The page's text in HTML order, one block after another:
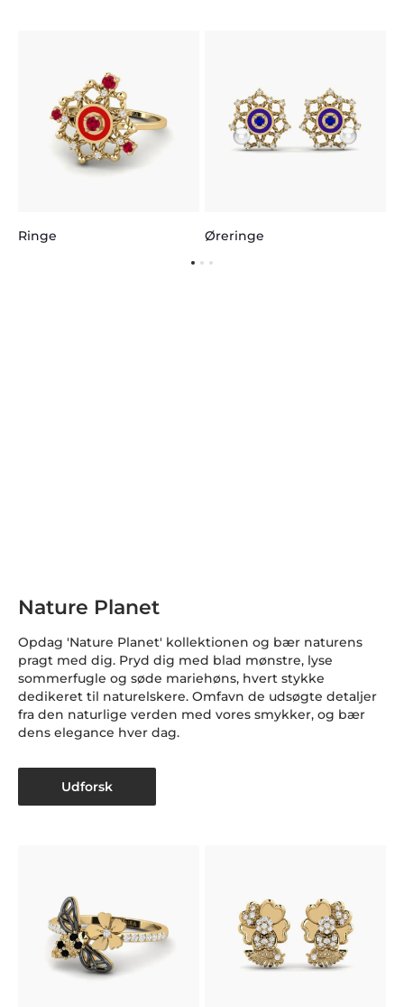
Ringe Øreringe
Nature Planet
Opdag 'Nature Planet' kollektionen og bær naturens
pragt med dig. Pryd dig med blad mønstre, lyse
sommerfugle og søde mariehøns, hvert stykke
dedikeret til naturelskere. Omfavn de udsøgte detaljer
fra den naturlige verden med vores smykker, og bær
dens elegance hver dag.
Udforsk